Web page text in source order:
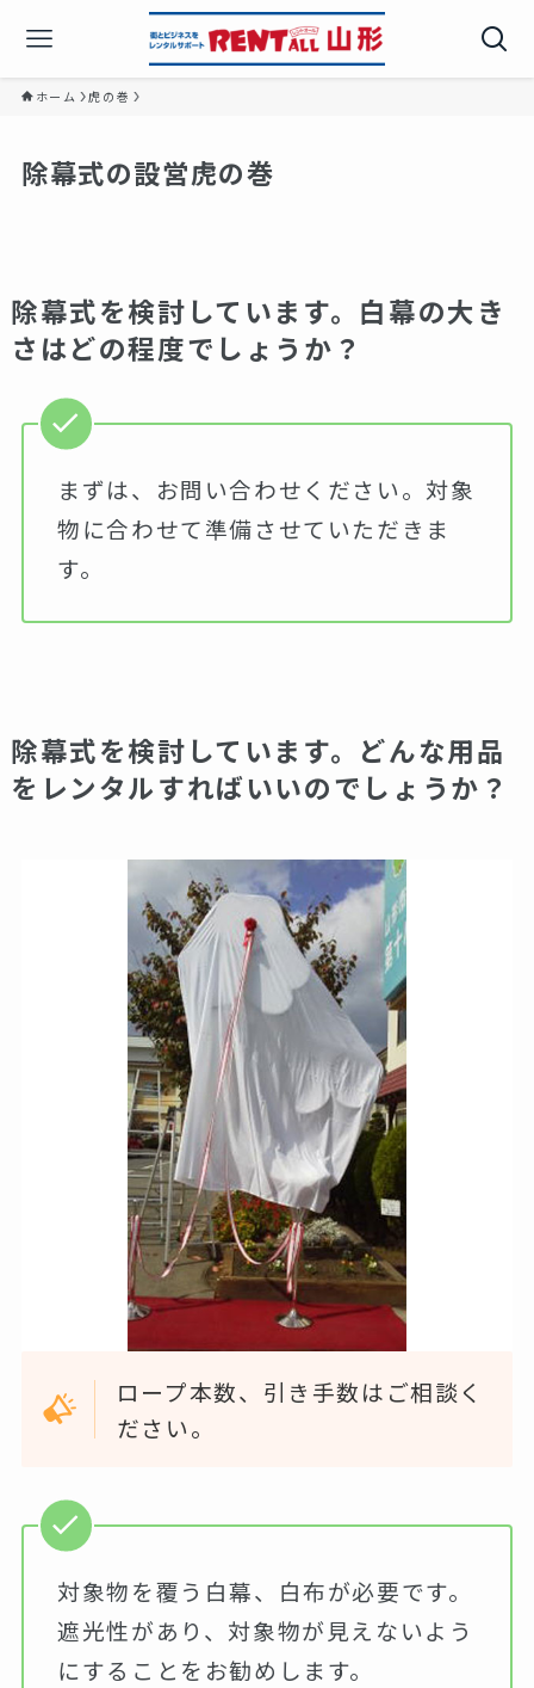
ホーム 虎の巻
除幕式の設営虎の巻
除幕式を検討しています。白幕の大き
さはどの程度でしょうか？
まずは、お問い合わせください。対象
物に合わせて準備させていただきま
す。
除幕式を検討しています。どんな用品
をレンタルすればいいのでしょうか？
ロープ本数、引き手数はご相談く
ださい。
対象物を覆う白幕、白布が必要です。
遮光性があり、対象物が見えないよう
にすることをお勧めします。